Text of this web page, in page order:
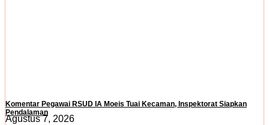
Komentar Pegawai RSUD IA Moeis Tuai Kecaman, Inspektorat Siapkan
Pendalaman
Agustus 7, 2026